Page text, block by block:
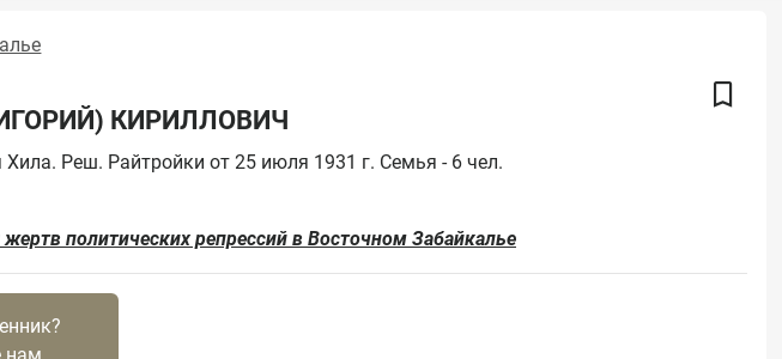
КИРИЛЛОВИЧ
Реш. Райтройки от 25 июля 1931 г. Семья - 6 чел.
политических репрессий в Восточном Забайкалье
нам